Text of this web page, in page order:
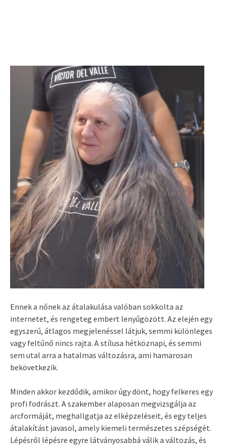
Ennek a nőnek az átalakulása valóban sokkolta az
internetet, és rengeteg embert lenyűgözött. Az elején egy
egyszerű, átlagos megjelenéssel látjuk, semmi különleges
vagy feltűnő nincs rajta. A stílusa hétköznapi, és semmi
sem utal arra a hatalmas változásra, ami hamarosan
bekövetkezik.
Minden akkor kezdődik, amikor úgy dönt, hogy felkeres egy
profi fodrászt. A szakember alaposan megvizsgálja az
arcformáját, meghallgatja az elképzeléseit, és egy teljes
átalakítást javasol, amely kiemeli természetes szépségét.
Lépésről lépésre egyre látványosabbá válik a változás, és